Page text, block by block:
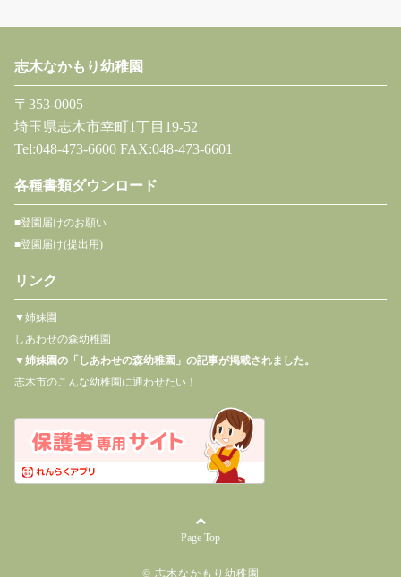
志木なかもり幼稚園
〒353-0005
埼玉県志木市幸町1丁目19-52
Tel:048-473-6600 FAX:048-473-6601
各種書類ダウンロード
■登園届けのお願い
■登園届け(提出用)
リンク
▼姉妹園
しあわせの森幼稚園
▼姉妹園の「しあわせの森幼稚園」の記事が掲載されました。
志木市のこんな幼稚園に通わせたい！
Page Top
© 志木なかもり幼稚園